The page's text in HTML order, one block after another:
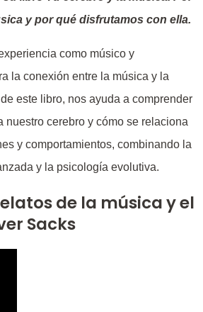
y por qué disfrutamos con ella.
como músico y
la conexión entre la música y la
este libro, nos ayuda a comprender
nuestro cerebro y cómo se relaciona
y comportamientos, combinando la
y la psicología evolutiva.
de la música y el
Sacks